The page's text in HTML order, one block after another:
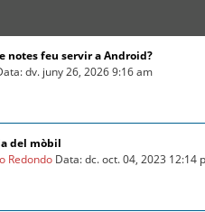
notes feu servir a Android?
dv. juny 26, 2026 9:16 am
del mòbil
Redondo Data: dc. oct. 04, 2023 12:14